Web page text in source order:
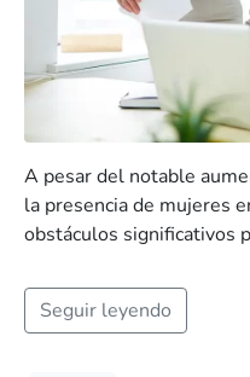
A pesar del notable
la presencia de mujeres
obstáculos significativos
Seguir leyendo